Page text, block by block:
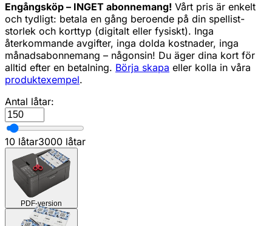
Engångsköp – INGET abonnemang! Vårt pris är enkelt
och tydligt: betala en gång beroende på din spellist-
storlek och korttyp (digitalt eller fysiskt). Inga
återkommande avgifter, inga dolda kostnader, inga
månadsabonnemang – någonsin! Du äger dina kort för
alltid efter en betalning. Börja skapa eller kolla in våra
produktexempel.
Antal låtar:
10 låtar3000 låtar
PDF-version